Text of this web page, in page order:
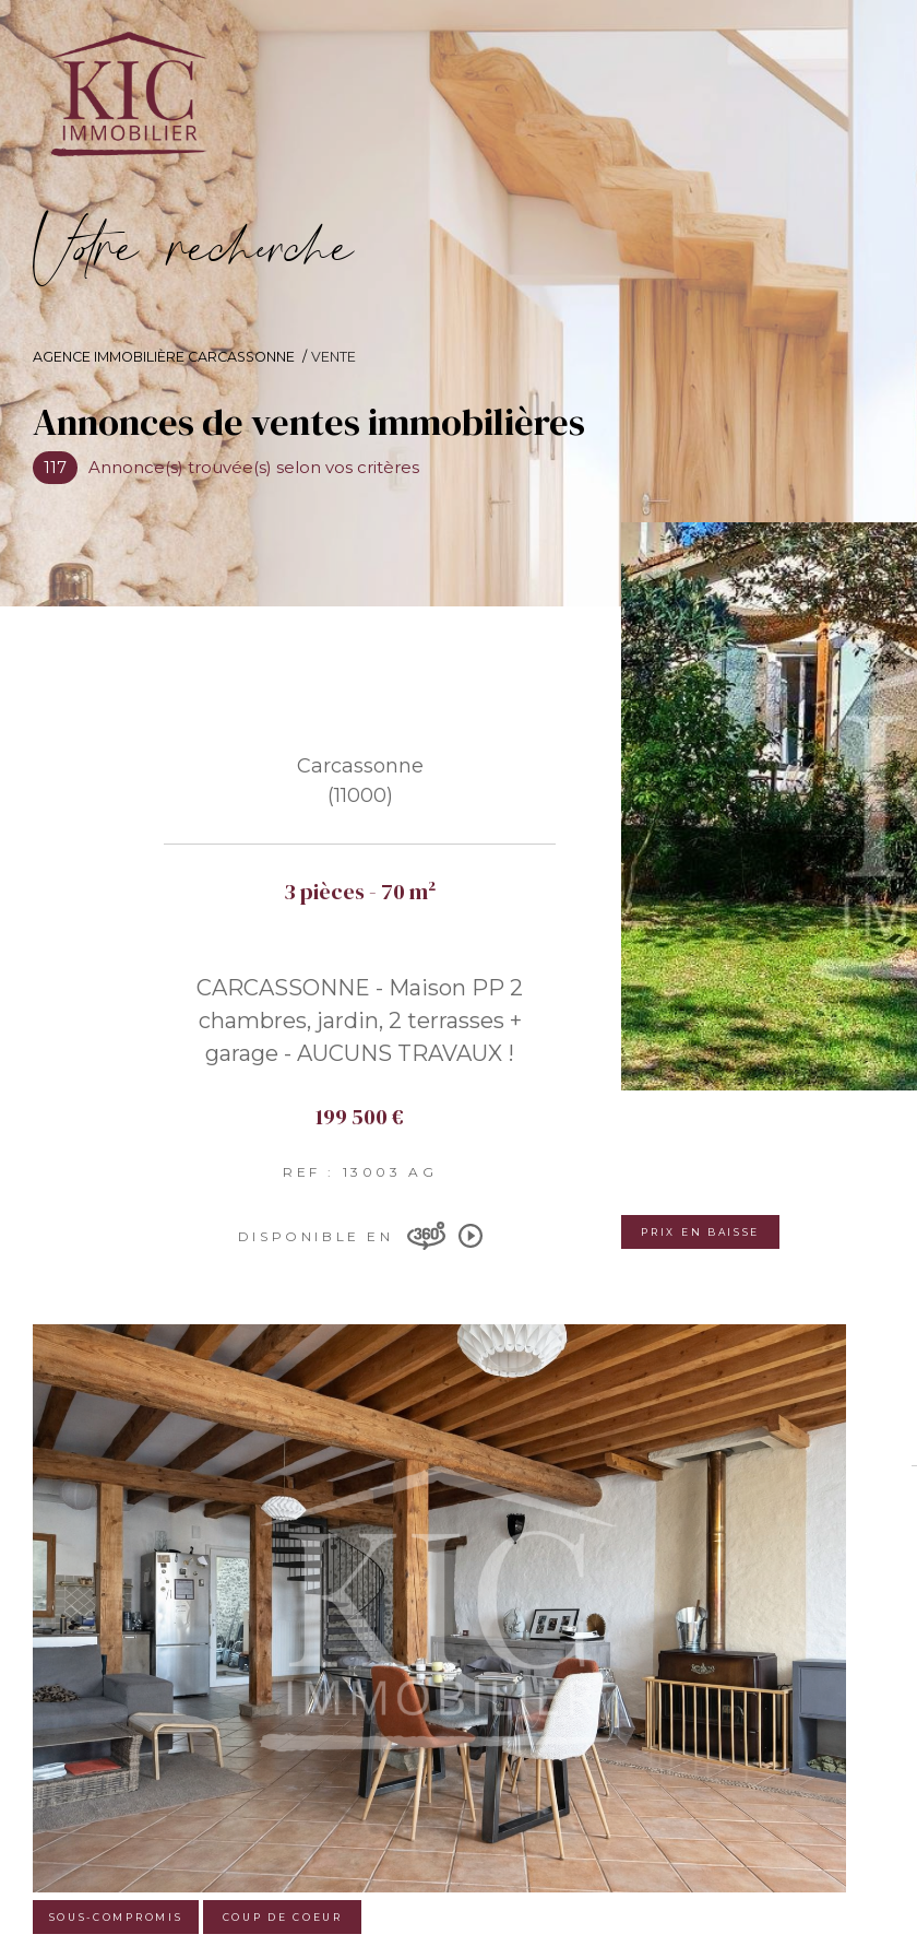
Vore recece
AGENCE IMMOBILIÈRE CARCASSONNE VENTE
Annonces de ventes immobilières
117 Annonce(s) trouvée(s) selon vos critères
Carcassonne
(11000)
3 pièces - 70 m²
CARCASSONNE - Maison PP 2
chambres, jardin, 2 terrasses +
garage - AUCUNS TRAVAUX !
199 500 €
REF : 13003 AG
DISPONIBLE EN PRIX EN BAISSE
SOUS-COMPROMIS COUP DE COEUR